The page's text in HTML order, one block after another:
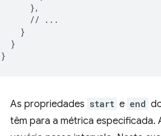
      },
      // ...
    }
  }
As propriedades start e end
têm para a métrica especificada.